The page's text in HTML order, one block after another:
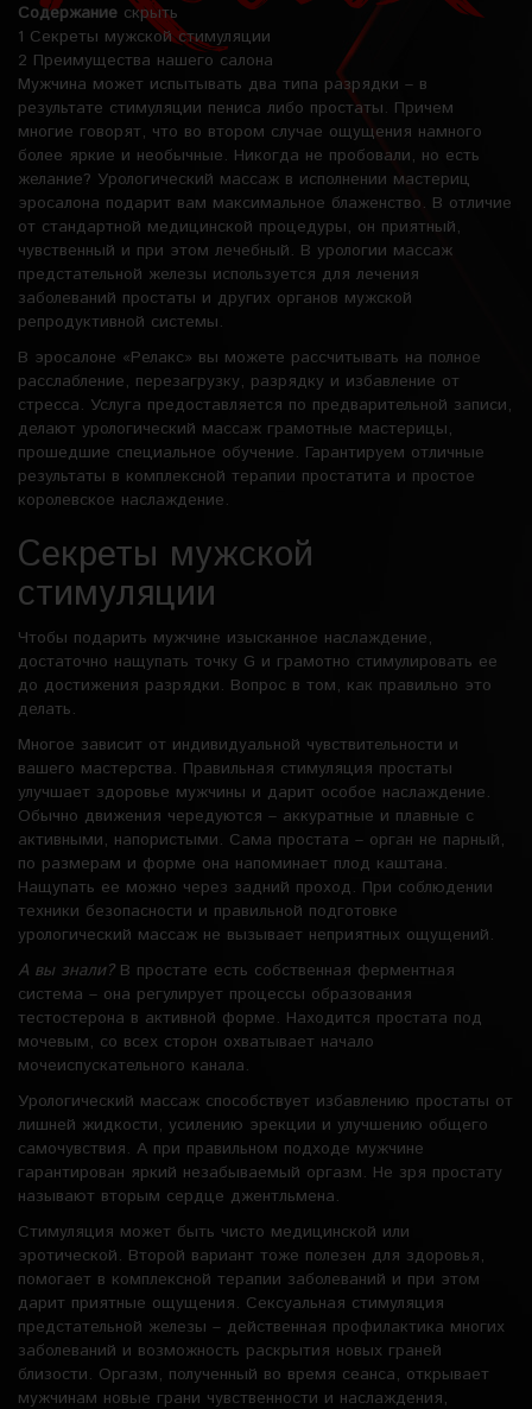
Содержание скрыть
1 Секреты мужской стимуляции
2 Преимущества нашего салона
Мужчина может испытывать два типа разрядки – в
результате стимуляции пениса либо простаты. Причем
многие говорят, что во втором случае ощущения намного
более яркие и необычные. Никогда не пробовали, но есть
желание? Урологический массаж в исполнении мастериц
эросалона подарит вам максимальное блаженство. В отличие
от стандартной медицинской процедуры, он приятный,
чувственный и при этом лечебный. В урологии массаж
предстательной железы используется для лечения
заболеваний простаты и других органов мужской
репродуктивной системы.
В эросалоне «Релакс» вы можете рассчитывать на полное
расслабление, перезагрузку, разрядку и избавление от
стресса. Услуга предоставляется по предварительной записи,
делают урологический массаж грамотные мастерицы,
прошедшие специальное обучение. Гарантируем отличные
результаты в комплексной терапии простатита и простое
королевское наслаждение.
Секреты мужской
стимуляции
Чтобы подарить мужчине изысканное наслаждение,
достаточно нащупать точку G и грамотно стимулировать ее
до достижения разрядки. Вопрос в том, как правильно это
делать.
Многое зависит от индивидуальной чувствительности и
вашего мастерства. Правильная стимуляция простаты
улучшает здоровье мужчины и дарит особое наслаждение.
Обычно движения чередуются – аккуратные и плавные с
активными, напористыми. Сама простата – орган не парный,
по размерам и форме она напоминает плод каштана.
Нащупать ее можно через задний проход. При соблюдении
техники безопасности и правильной подготовке
урологический массаж не вызывает неприятных ощущений.
А вы знали?В простате есть собственная ферментная
система – она регулирует процессы образования
тестостерона в активной форме. Находится простата под
мочевым, со всех сторон охватывает начало
мочеиспускательного канала.
Урологический массаж способствует избавлению простаты от
лишней жидкости, усилению эрекции и улучшению общего
самочувствия. А при правильном подходе мужчине
гарантирован яркий незабываемый оргазм. Не зря простату
называют вторым сердце джентльмена.
Стимуляция может быть чисто медицинской или
эротической. Второй вариант тоже полезен для здоровья,
помогает в комплексной терапии заболеваний и при этом
дарит приятные ощущения. Сексуальная стимуляция
предстательной железы – действенная профилактика многих
заболеваний и возможность раскрытия новых граней
близости. Оргазм, полученный во время сеанса, открывает
мужчинам новые грани чувственности и наслаждения,